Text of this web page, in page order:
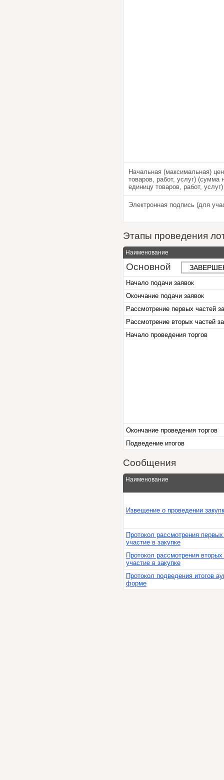
Начальная (максимальная)
товаров, работ, услуг)
единицу товаров, работ, услуг)
Электронная подпись (для
Этапы проведения
Наименование
Основной
Начало подачи заявок
Окончание подачи заявок
Рассмотрение первых частей
Рассмотрение вторых частей
Начало проведения торгов
Окончание проведения торгов
Подведение итогов
Сообщения
Наименование
Извещение о проведении
Протокол рассмотрения
участие в закупке
Протокол рассмотрения вторых
участие в закупке
Протокол подведения итогов
форме